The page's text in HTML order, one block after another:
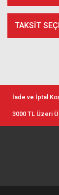
TAKSIT
İade ve İptal
3000 TL Üzeri